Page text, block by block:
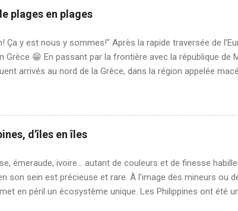
de l’Histoire, de la géographie, de la politique, des
etc. Les avis et impressions des autres voyageurs, nous
vision du monde . Nous essayons au maximum de fr...
plages en plages
Ça y est nous y sommes!" Après la rapide traversée de
Grèce 😁 En passant par la frontière avec la république
arrivés au nord de la Grèce, dans la région appelée
sur le territoire grec affichant « La macédoine, c’est ici
instants en Grèce sont à la fois proches et loin de l’idée
antiques, pas de touristes -ça marche ensemble- mais
à l’abandon, un ciel menaçant et une ambiance morose en
de chèvres nous rend visite, les yeux aux pupilles rect...
d'îles en îles
émeraude, ivoire… autant de couleurs et de finesse
son sein est précieuse et rare. À l’image des mineurs ou
en péril un écosystème unique. Les Philippines ont été